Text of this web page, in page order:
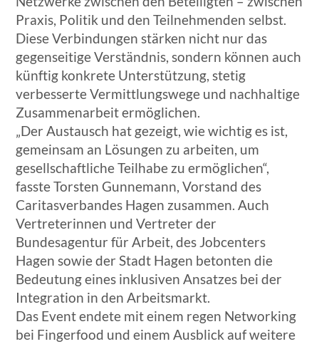
Praxis, Politik und den Teilnehmenden selbst.
Diese Verbindungen stärken nicht nur das
gegenseitige Verständnis, sondern können auch
künftig konkrete Unterstützung, stetig
verbesserte Vermittlungswege und nachhaltige
Zusammenarbeit ermöglichen.
„Der Austausch hat gezeigt, wie wichtig es ist,
gemeinsam an Lösungen zu arbeiten, um
gesellschaftliche Teilhabe zu ermöglichen“,
fasste Torsten Gunnemann, Vorstand des
Caritasverbandes Hagen zusammen. Auch
Vertreterinnen und Vertreter der
Bundesagentur für Arbeit, des Jobcenters
Hagen sowie der Stadt Hagen betonten die
Bedeutung eines inklusiven Ansatzes bei der
Integration in den Arbeitsmarkt.
Das Event endete mit einem regen Networking
bei Fingerfood und einem Ausblick auf weitere